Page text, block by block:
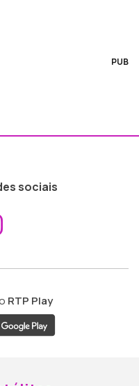
PUB
sociais
ao
RTP Play